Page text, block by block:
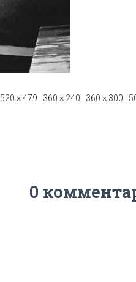
520 × 479 360 × 240 360 × 300
0